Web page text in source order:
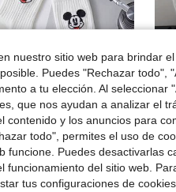
Ahorro de $0.98
1 par de calcetines auténticos Disney con patrón de rayas blancas hasta la pantorrilla para hombres, diseño de dibujos animados lindo, calcetines de moda adecuados para usar en verano
vendidos en Transpirable Calcetines deportivos para hombre
-
nuestro sitio web para brindar
Puedes "Rechazar todo",
a tu elección. Al seleccionar
que nos ayudan a analizar el
contenido y los anuncios para
todo", permites el uso de
funcione. Puedes desactivarlas
del sitio web.
tus configuraciones de